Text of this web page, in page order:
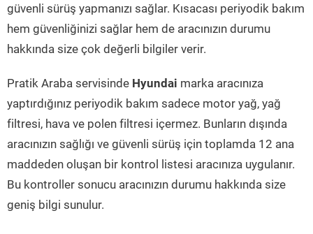
güvenli sürüş yapmanızı sağlar. Kısacası periyodik bakım
hem güvenliğinizi sağlar hem de aracınızın durumu
hakkında size çok değerli bilgiler verir.
Pratik Araba servisinde Hyundai marka aracınıza
yaptırdığınız periyodik bakım sadece motor yağ, yağ
filtresi, hava ve polen filtresi içermez. Bunların dışında
aracınızın sağlığı ve güvenli sürüş için toplamda 12 ana
maddeden oluşan bir kontrol listesi aracınıza uygulanır.
Bu kontroller sonucu aracınızın durumu hakkında size
geniş bilgi sunulur.